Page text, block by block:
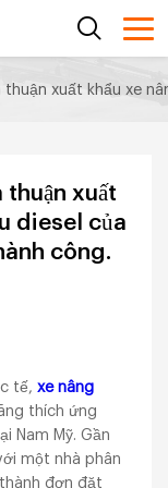
thuận xuất khẩu xe
thuận xuất
diesel của
công.
tế,xe nâng
thích ứng
Nam Mỹ. Gần
một nhà phân
đơn đặt